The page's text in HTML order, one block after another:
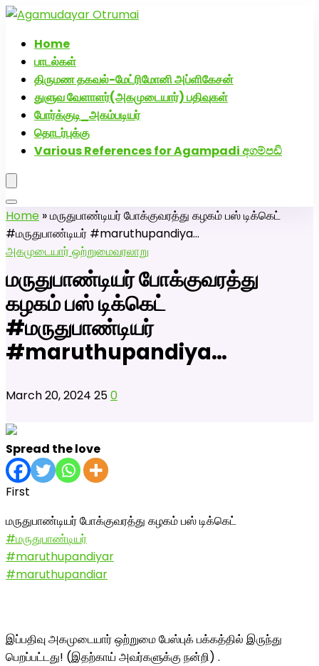
Home
பாடல்கள்
திருமண தகவல்-மேட்ரிமோனி அப்ளிகேசன்
துளுவ வேளாளர்(அகமுடையார்) பதிவுகள்
போர்க்குடி_அகம்படியர்
தொடர்புக்கு
Various References for Agampadi අගම්පඩි
Home »மருதுபாண்டியர் போக்குவரத்து கழகம் பஸ் டிக்கெட்
#மருதுபாண்டியர் #maruthupandiya…
அகமுடையார் ஒற்றுமைவரலாறு
மருதுபாண்டியர் போக்குவரத்து
கழகம் பஸ் டிக்கெட்
#மருதுபாண்டியர்
#maruthupandiya…
March 20, 2024 250
Spread the love
First
மருதுபாண்டியர் போக்குவரத்து கழகம் பஸ் டிக்கெட்
#மருதுபாண்டியர்
#maruthupandiyar
#maruthupandiar
இப்பதிவு அகமுடையார் ஒற்றுமை பேஸ்புக் பக்கத்தில் இருந்து
பெறப்பட்டது! (இதற்காய் அவர்களுக்கு நன்றி) .
அகமுடையார் திருமண வரன்களுக்கு அகமுடையார்மேட்ரி-